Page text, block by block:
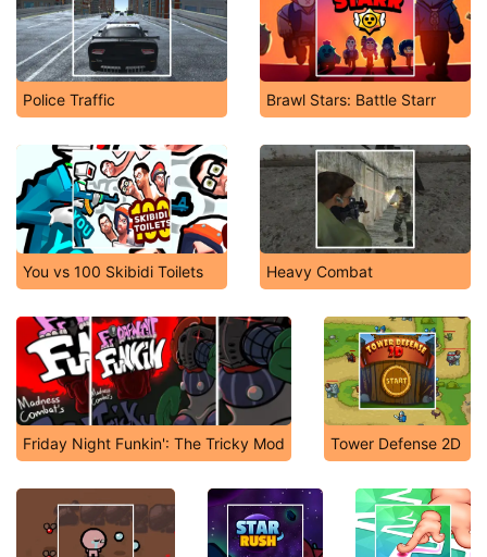
Police Traffic Brawl Stars: Battle Starr
You vs 100 Skibidi Toilets Heavy Combat
Friday Night Funkin': The Tricky Mod Tower Defense 2D